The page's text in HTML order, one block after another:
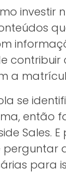
investir
a
se
então
Sales.
perguntar
para